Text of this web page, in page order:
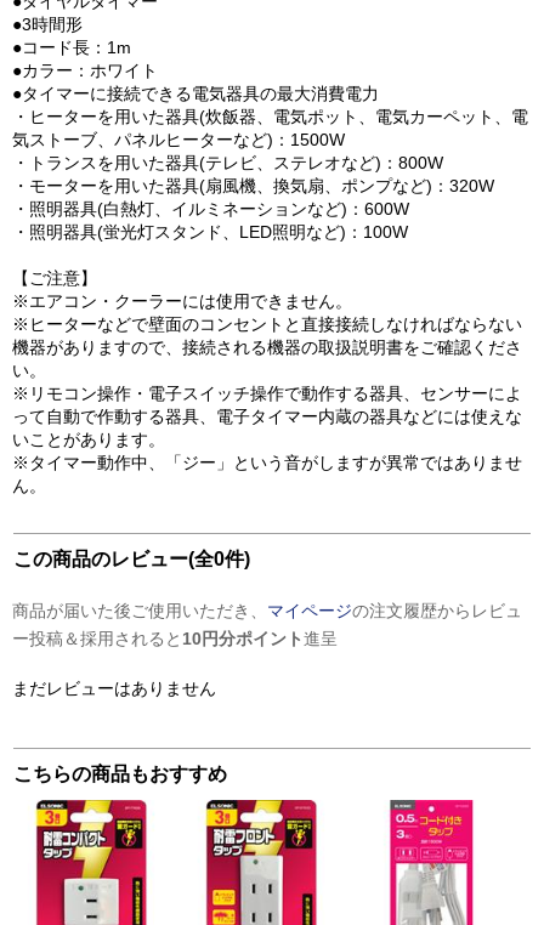
●3時間形
●コード長：1m
●カラー：ホワイト
●タイマーに接続できる電気器具の最大消費電力
・ヒーターを用いた器具(炊飯器、電気ポット、電気カーペット、電
気ストーブ、パネルヒーターなど)：1500W
・トランスを用いた器具(テレビ、ステレオなど)：800W
・モーターを用いた器具(扇風機、換気扇、ポンプなど)：320W
・照明器具(白熱灯、イルミネーションなど)：600W
・照明器具(蛍光灯スタンド、LED照明など)：100W
【ご注意】
※エアコン・クーラーには使用できません。
※ヒーターなどで壁面のコンセントと直接接続しなければならない
機器がありますので、接続される機器の取扱説明書をご確認くださ
い。
※リモコン操作・電子スイッチ操作で動作する器具、センサーによ
って自動で作動する器具、電子タイマー内蔵の器具などには使えな
いことがあります。
※タイマー動作中、「ジー」という音がしますが異常ではありませ
ん。
この商品のレビュー(全0件)
商品が届いた後ご使用いただき、 マイページの注文履歴からレビュ
ー投稿＆採用されると 10円分ポイント進呈
まだレビューはありません
こちらの商品もおすすめ